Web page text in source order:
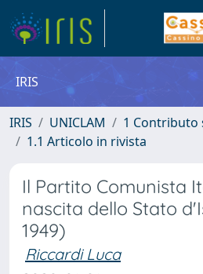
IRIS
IRIS UNICLAM
1 Contributo
1.1 Articolo in rivista
Il Partito Comunista
nascita dello Stato
1949)
Riccardi Luca